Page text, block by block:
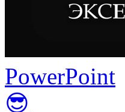
PowerPoint
😎